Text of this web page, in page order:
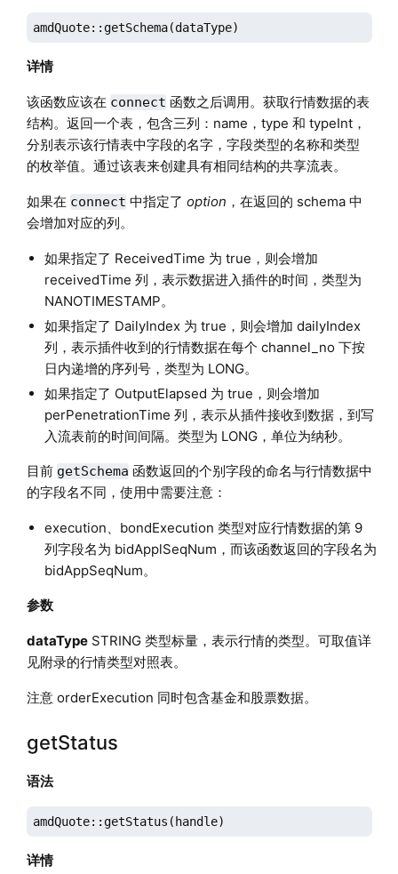
amdQuote::getSchema(dataType)
详情
该函数应该在 connect 函数之后调用。获取行情数据的表
结构。返回一个表，包含三列：name，type 和 typeInt，
分别表示该行情表中字段的名字，字段类型的名称和类型
的枚举值。通过该表来创建具有相同结构的共享流表。
如果在 connect 中指定了 option ，在返回的 schema 中
会增加对应的列。
如果指定了 ReceivedTime 为 true，则会增加
receivedTime 列，表示数据进入插件的时间，类型为
NANOTIMESTAMP。
如果指定了 DailyIndex 为 true，则会增加 dailyIndex
列，表示插件收到的行情数据在每个 channel_no 下按
日内递增的序列号，类型为 LONG。
如果指定了 OutputElapsed 为 true，则会增加
perPenetrationTime 列，表示从插件接收到数据，到写
入流表前的时间间隔。类型为 LONG，单位为纳秒。
目前 getSchema 函数返回的个别字段的命名与行情数据中
的字段名不同，使用中需要注意：
execution、bondExecution 类型对应行情数据的第 9
列字段名为 bidApplSeqNum，而该函数返回的字段名为
bidAppSeqNum。
参数
dataTypeSTRING 类型标量，表示行情的类型。可取值详
见附录的行情类型对照表。
注意 orderExecution 同时包含基金和股票数据。
getStatus
语法
amdQuote::getStatus(handle)
详情